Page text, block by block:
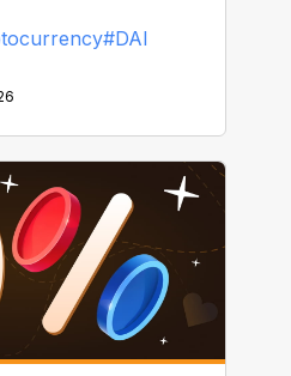
suas listas#DAI